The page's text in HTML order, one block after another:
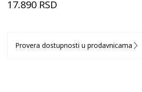
17.890 RSD
Provera dostupnosti u prodavnicama